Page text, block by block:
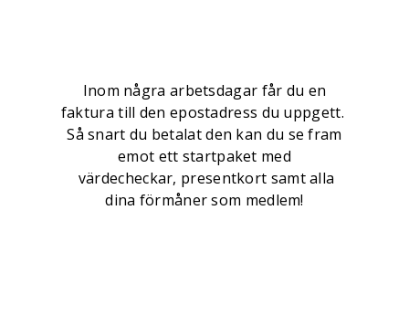
Inom några arbetsdagar får du en
faktura till den epostadress du uppgett.
Så snart du betalat den kan du se fram
emot ett startpaket med
värdecheckar, presentkort samt alla
dina förmåner som medlem!